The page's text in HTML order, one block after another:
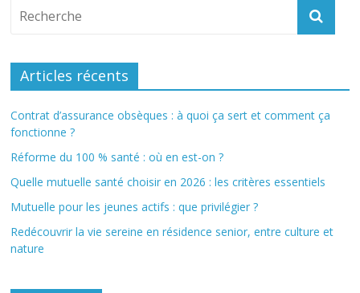
Articles récents
Contrat d’assurance obsèques : à quoi ça sert et comment ça
fonctionne ?
Réforme du 100 % santé : où en est-on ?
Quelle mutuelle santé choisir en 2026 : les critères essentiels
Mutuelle pour les jeunes actifs : que privilégier ?
Redécouvrir la vie sereine en résidence senior, entre culture et
nature